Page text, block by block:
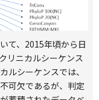
て、2015年頃から日
リニカルシーケンス
ルシーケンスでは、
可欠であるが、判定